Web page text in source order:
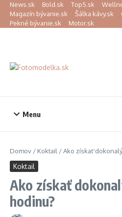
Preskočiť na obsah
News.sk Bold.sk Top5.sk
Magazín bývanie.sk
Šálka kávy.sk
Pekné bývanie.sk
Motor.sk
Menu
Domov / Koktail /Ako získať
Koktail
Ako získať
hodinu?